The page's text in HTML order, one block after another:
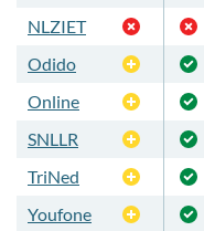
NLZIET
Odido
Online
SNLLR
TriNed
Youfone